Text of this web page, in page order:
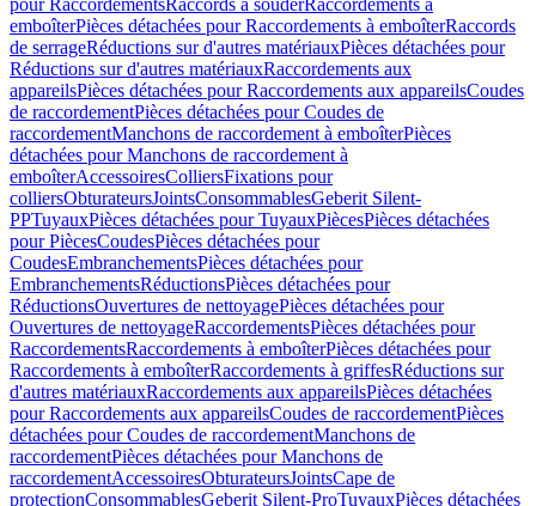
pour RaccordementsRaccords à souderRaccordements à
emboîterPièces détachées pour Raccordements à emboîterRaccords
de serrageRéductions sur d'autres matériauxPièces détachées pour
Réductions sur d'autres matériauxRaccordements aux
appareilsPièces détachées pour Raccordements aux appareilsCoudes
de raccordementPièces détachées pour Coudes de
raccordementManchons de raccordement à emboîterPièces
détachées pour Manchons de raccordement à
emboîterAccessoiresColliersFixations pour
colliersObturateursJointsConsommablesGeberit Silent-
PPTuyauxPièces détachées pour TuyauxPiècesPièces détachées
pour PiècesCoudesPièces détachées pour
CoudesEmbranchementsPièces détachées pour
EmbranchementsRéductionsPièces détachées pour
RéductionsOuvertures de nettoyagePièces détachées pour
Ouvertures de nettoyageRaccordementsPièces détachées pour
RaccordementsRaccordements à emboîterPièces détachées pour
Raccordements à emboîterRaccordements à griffesRéductions sur
d'autres matériauxRaccordements aux appareilsPièces détachées
pour Raccordements aux appareilsCoudes de raccordementPièces
détachées pour Coudes de raccordementManchons de
raccordementPièces détachées pour Manchons de
raccordementAccessoiresObturateursJointsCape de
protectionConsommablesGeberit Silent-ProTuyauxPièces détachées